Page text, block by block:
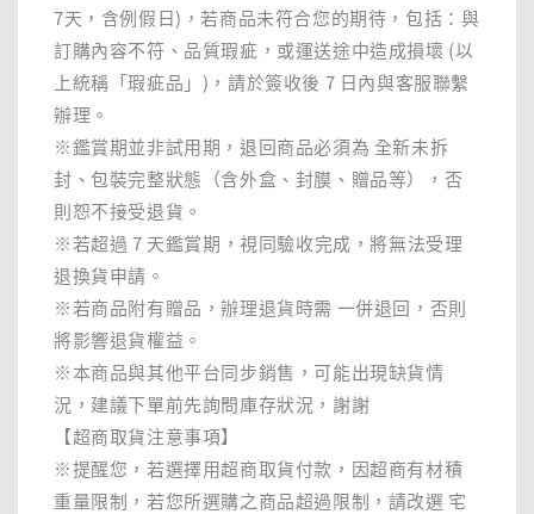
7天，含例假日)，若商品未符合您的期待，包括：與
訂購內容不符、品質瑕疵，或運送途中造成損壞 (以
上統稱「瑕疵品」)，請於簽收後 7 日內與客服聯繫
辦理。
※鑑賞期並非試用期，退回商品必須為 全新未拆
封、包裝完整狀態（含外盒、封膜、贈品等），否
則恕不接受退貨。
※若超過 7 天鑑賞期，視同驗收完成，將無法受理
退換貨申請。
※若商品附有贈品，辦理退貨時需 一併退回，否則
將影響退貨權益。
※本商品與其他平台同步銷售，可能出現缺貨情
況，建議下單前先詢問庫存狀況，謝謝
【超商取貨注意事項】
※提醒您，若選擇用超商取貨付款，因超商有材積
重量限制，若您所選購之商品超過限制，請改選 宅